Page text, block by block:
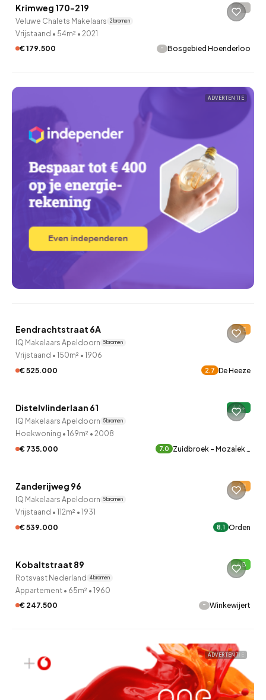
20 uur geleden ontdekt
Krimweg 170-219 -
Veluwe Chalets Makelaars 2 bronnen
Vrijstaand • 54m² • 2021
€ 179.500
- Bosgebied Hoenderloo
ADVERTENTIE
Eendrachtstraat 6A E
IQ Makelaars Apeldoorn 5 bronnen
Vrijstaand • 150m² • 1906
€ 525.000
2.7 De Heeze
Distelvlinderlaan 61 A+
IQ Makelaars Apeldoorn 5 bronnen
Hoekwoning • 169m² • 2008
€ 735.000
7.0 Zuidbroek - Mozaïek …
Verkocht onder voorbehoud
Zanderijweg 96 E
IQ Makelaars Apeldoorn 5 bronnen
Vrijstaand • 112m² • 1931
€ 539.000
8.1 Orden
Kobaltstraat 89 B
Rotsvast Nederland 4 bronnen
Appartement • 65m² • 1960
€ 247.500
- Winkewijert
ADVERTENTIE